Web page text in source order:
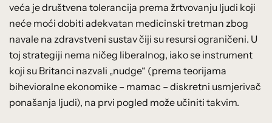
veća je društvena tolerancija prema žrtvovanju ljudi koji
neće moći dobiti adekvatan medicinski tretman zbog
navale na zdravstveni sustav čiji su resursi ograničeni. U
toj strategiji nema ničeg liberalnog, iako se instrument
koji su Britanci nazvali „nudge“ (prema teorijama
bihevioralne ekonomike – mamac – diskretni usmjerivač
ponašanja ljudi), na prvi pogled može učiniti takvim.